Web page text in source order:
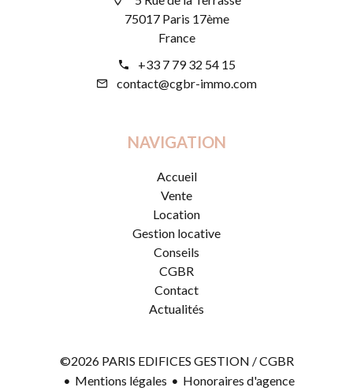
75017 Paris 17ème
France
+33 7 79 32 54 15
contact@cgbr-immo.com
NAVIGATION
Accueil
Vente
Location
Gestion locative
Conseils
CGBR
Contact
Actualités
©2026 PARIS EDIFICES GESTION / CGBR
Mentions légales
Honoraires d'agence